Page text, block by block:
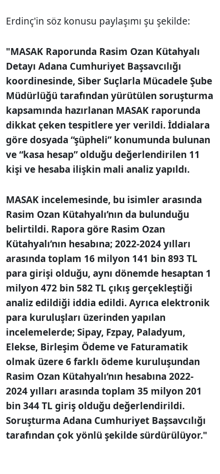
Erdinç'in söz konusu paylaşımı şu şekilde:
"MASAK Raporunda Rasim Ozan Kütahyalı
Detayı Adana Cumhuriyet Başsavcılığı
koordinesinde, Siber Suçlarla Mücadele Şube
Müdürlüğü tarafından yürütülen soruşturma
kapsamında hazırlanan MASAK raporunda
dikkat çeken tespitlere yer verildi. İddialara
göre dosyada “şüpheli” konumunda bulunan
ve “kasa hesap” olduğu değerlendirilen 11
kişi ve hesaba ilişkin mali analiz yapıldı.
MASAK incelemesinde, bu isimler arasında
Rasim Ozan Kütahyalı’nın da bulunduğu
belirtildi. Rapora göre Rasim Ozan
Kütahyalı’nın hesabına; 2022-2024 yılları
arasında toplam 16 milyon 141 bin 893 TL
para girişi olduğu, aynı dönemde hesaptan 1
milyon 472 bin 582 TL çıkış gerçekleştiği
analiz edildiği iddia edildi. Ayrıca elektronik
para kuruluşları üzerinden yapılan
incelemelerde; Sipay, Fzpay, Paladyum,
Elekse, Birleşim Ödeme ve Faturamatik
olmak üzere 6 farklı ödeme kuruluşundan
Rasim Ozan Kütahyalı’nın hesabına 2022-
2024 yılları arasında toplam 35 milyon 201
bin 344 TL giriş olduğu değerlendirildi.
Soruşturma Adana Cumhuriyet Başsavcılığı
tarafından çok yönlü şekilde sürdürülüyor."